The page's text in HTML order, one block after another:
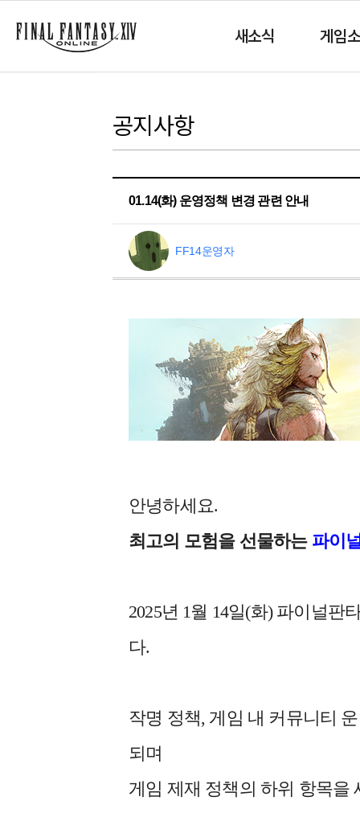
새소식 게임
공지사항
01.14(화) 운영정책 변경 관련 안내
FF14운영자
안녕하세요.
최고의 모험을 선물하는 파이
2025년 1월 14일(화) 파이널판
다.
작명 정책, 게임 내 커뮤니티
되며
게임 제재 정책의 하위 항목을